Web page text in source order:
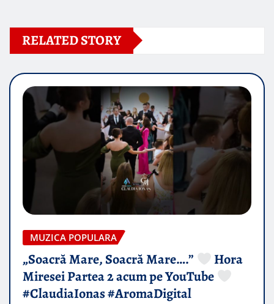
RELATED STORY
MUZICA POPULARA
„Soacră Mare, Soacră Mare….”
Hora
Miresei Partea 2 acum pe YouTube
#ClaudiaIonas #AromaDigital